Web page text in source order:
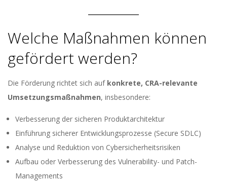
Welche Maßnahmen können
gefördert werden?
Die Förderung richtet sich auf konkrete, CRA-relevante
Umsetzungsmaßnahmen, insbesondere:
Verbesserung der sicheren Produktarchitektur
Einführung sicherer Entwicklungsprozesse (Secure SDLC)
Analyse und Reduktion von Cybersicherheitsrisiken
Aufbau oder Verbesserung des Vulnerability- und Patch-
Managements